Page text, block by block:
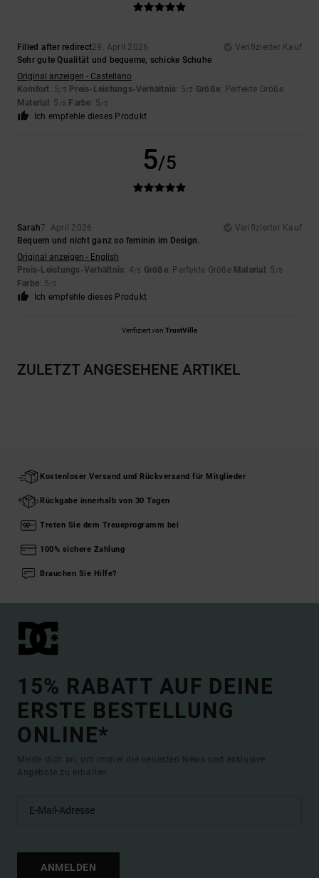
Filled after redirect29. April 2026
Verifizierter Kauf
Sehr gute Qualität und bequeme, schicke Schuhe
Original anzeigen - Castellano
Komfort: 5/5 Preis-Leistungs-Verhältnis: 5/5 Größe: Perfekte Größe
Material : 5 /5 Farbe: 5/5
Ich empfehle dieses Produkt
5/5
Sarah7. April 2026
Verifizierter Kauf
Bequem und nicht ganz so feminin im Design.
Original anzeigen - English
Preis-Leistungs-Verhältnis: 4/5 Größe: Perfekte Größe Material : 5 /5
Farbe: 5/5
Ich empfehle dieses Produkt
Verifiziert von TrustVille
ZULETZT ANGESEHENE ARTIKEL
Kostenloser Versand und Rückversand für Mitglieder
Rückgabe innerhalb von 30 Tagen
Treten Sie dem Treueprogramm bei
100% sichere Zahlung
Brauchen Sie Hilfe?
15% RABATT AUF DEINE
ERSTE BESTELLUNG
ONLINE*
Melde dich an, um immer die neuesten News und exklusive
Angebote zu erhalten.
ANMELDEN